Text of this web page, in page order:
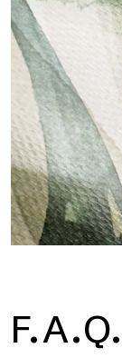
reflejos
cobre y ricos.
H2O es el
impermeable,
F.A.Q.